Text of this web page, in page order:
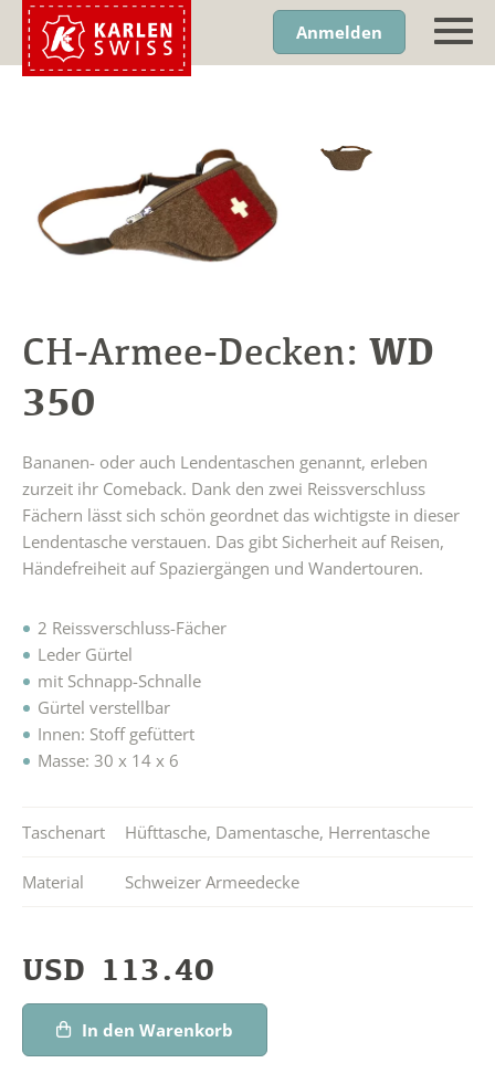
Anmelden
CH-Armee-Decken: WD
350
Bananen- oder auch Lendentaschen genannt, erleben
zurzeit ihr Comeback. Dank den zwei Reissverschluss
Fächern lässt sich schön geordnet das wichtigste in dieser
Lendentasche verstauen. Das gibt Sicherheit auf Reisen,
Händefreiheit auf Spaziergängen und Wandertouren.
2 Reissverschluss-Fächer
Leder Gürtel
mit Schnapp-Schnalle
Gürtel verstellbar
Innen: Stoff gefüttert
Masse: 30 x 14 x 6
Taschenart Hüfttasche, Damentasche, Herrentasche
Material Schweizer Armeedecke
USD 113.40
In den Warenkorb